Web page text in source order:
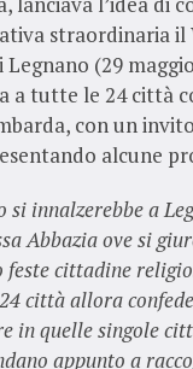
straordinaria
(29
a tutte le 24 città
con un
alcune
si innalzerebbe a
Abbazia ove si
feste cittadine
città allora
in quelle singole
appunto a